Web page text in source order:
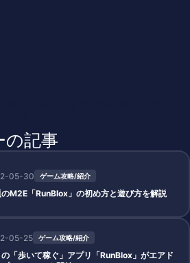
の記事
05-30 ゲーム攻略/紹介
M2E「RunBlox」の初め方と遊び方を解説
05-25 ゲーム攻略/紹介
「歩いて稼ぐ」アプリ「RunBlox」がエアド